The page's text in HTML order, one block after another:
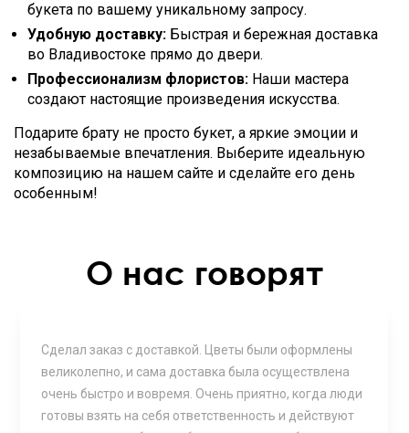
букета по вашему уникальному запросу.
Удобную доставку: Быстрая и бережная доставка
во Владивостоке прямо до двери.
Профессионализм флористов: Наши мастера
создают настоящие произведения искусства.
Подарите брату не просто букет, а яркие эмоции и
незабываемые впечатления. Выберите идеальную
композицию на нашем сайте и сделайте его день
особенным!
О нас говорят
Сделал заказ с доставкой. Цветы были оформлены
великолепно, и сама доставка была осуществлена
очень быстро и вовремя. Очень приятно, когда люди
готовы взять на себя ответственность и действуют